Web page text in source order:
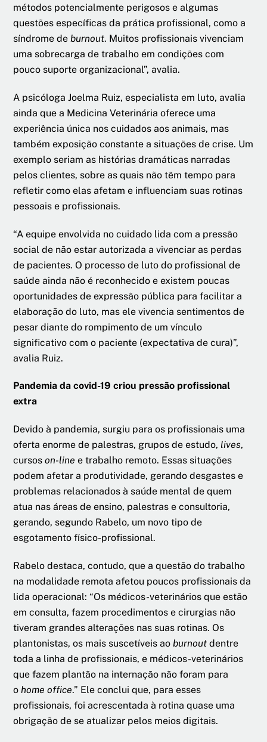
métodos potencialmente perigosos e algumas
questões específicas da prática profissional, como a
síndrome deburnout. Muitos profissionais vivenciam
uma sobrecarga de trabalho em condições com
pouco suporte organizacional”, avalia.
A psicóloga Joelma Ruiz, especialista em luto, avalia
ainda que a Medicina Veterinária oferece uma
experiência única nos cuidados aos animais, mas
também exposição constante a situações de crise. Um
exemplo seriam as histórias dramáticas narradas
pelos clientes, sobre as quais não têm tempo para
refletir como elas afetam e influenciam suas rotinas
pessoais e profissionais.
“A equipe envolvida no cuidado lida com a pressão
social de não estar autorizada a vivenciar as perdas
de pacientes. O processo de luto do profissional de
saúde ainda não é reconhecido e existem poucas
oportunidades de expressão pública para facilitar a
elaboração do luto, mas ele vivencia sentimentos de
pesar diante do rompimento de um vínculo
significativo com o paciente (expectativa de cura)”,
avalia Ruiz.
Pandemia da covid-19 criou pressão profissional
extra
Devido à pandemia, surgiu para os profissionais uma
oferta enorme de palestras, grupos de estudo, lives,
cursoson-line e trabalho remoto. Essas situações
podem afetar a produtividade, gerando desgastes e
problemas relacionados à saúde mental de quem
atua nas áreas de ensino, palestras e consultoria,
gerando, segundo Rabelo, um novo tipo de
esgotamento físico-profissional.
Rabelo destaca, contudo, que a questão do trabalho
na modalidade remota afetou poucos profissionais da
lida operacional: “Os médicos-veterinários que estão
em consulta, fazem procedimentos e cirurgias não
tiveram grandes alterações nas suas rotinas. Os
plantonistas, os mais suscetíveis aoburnout dentre
toda a linha de profissionais, e médicos-veterinários
que fazem plantão na internação não foram para
ohome office.” Ele conclui que, para esses
profissionais, foi acrescentada à rotina quase uma
obrigação de se atualizar pelos meios digitais.